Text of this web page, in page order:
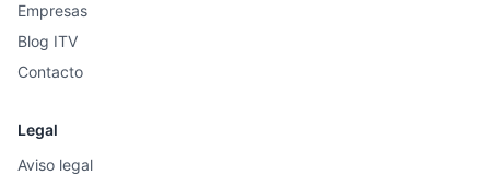
Empresas
Blog ITV
Contacto
Legal
Aviso legal